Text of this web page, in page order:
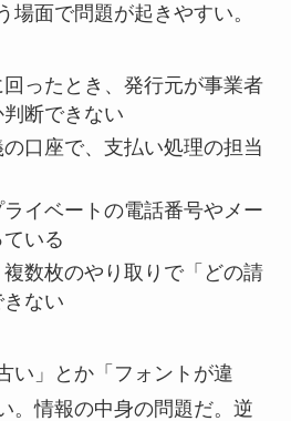
場面で問題が起きやすい。
ったとき、発行元が事業者
断できない
口座で、支払い処理の担当
イベートの電話番号やメー
いる
数枚のやり取りで「どの請
ない
い」とか「フォントが違
。情報の中身の問題だ。逆